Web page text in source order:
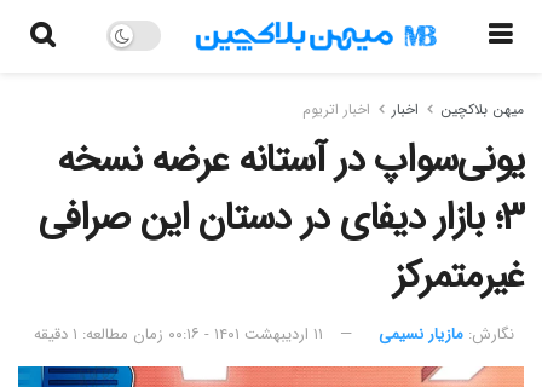
میهن بلاکچین اخبار اخبار اتریوم
یونی‌سواپ در آستانه عرضه نسخه
۳؛ بازار دیفای در دستان این صرافی
غیرمتمرکز
نگارش:‌ مازیار نسیمی ۱۱ اردیبهشت ۱۴۰۱ - ۰۰:۱۶ زمان مطالعه: ۱ دقیقه